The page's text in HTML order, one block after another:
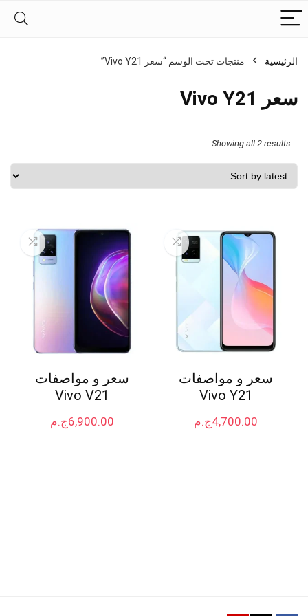
الرئيسية منتجات تحت الوسم “سعر Vivo Y21”
سعر Vivo Y21
Showing all 2 results
Sorted
by
سعر و مواصفات
Vivo Y21
ج.م4,700.00
سعر و مواصفات
Vivo V21
ج.م6,900.00